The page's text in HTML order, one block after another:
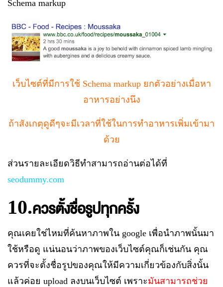
Schema markup
เว็บไซต์ที่มีการใช้ Schema markup ยกตัวอย่างเมื่อหา
อาหารอย่างนึง
ถ้าสังเกตุดูดีๆจะมีเวลาที่ใช้ในการทำอาหารเพิ่มเข้ามา
ด้วย
ส่วนรายละเอียดวิธีทำสามารถอ่านต่อได้ที่
seodummy.com
10.ควรตั้งชื่อรูปทุกครั้ง
คุณเคยใช่ไหมที่ค้นหาภาพใน google เพื่อนำภาพนั้นมา
ใช้หรือดู แน่นอนว่าภาพของเว็บไซต์คุณก็เช่นกัน คุณ
ควรที่จะตั้งชื่อรูปของคุณให้มีความเกี่ยวข้องกับสิ่งนั้น
แล้วค่อย upload ลงบนเว็บไซต์ เพราะมันสามารถช่วย